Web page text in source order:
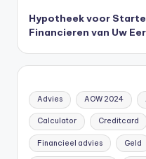
Hypotheek voor
Financieren van Uw
Advies AOW 2024
Calculator Creditcard
Financieel advies Geld